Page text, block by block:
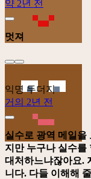
약 2년 전
멋져
익명 두더지
거의 2년 전
실수로 광역 메일을
지만 누구나 실수를
대처하느냐잖아요.
니다. 다들 이해해